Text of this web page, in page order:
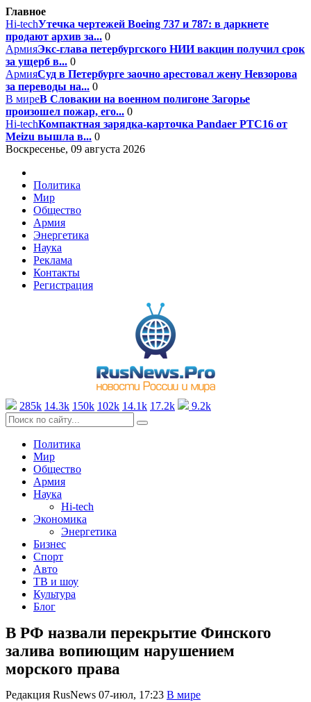
Главное
Hi-techУтечка чертежей Boeing 737 и 787: в даркнете
продают архив за... 0
АрмияЭкс-глава петербургского НИИ вакцин получил срок
за ущерб в... 0
АрмияСуд в Петербурге заочно арестовал жену Невзорова
за переводы на... 0
В миреВ Словакии на военном полигоне Загорье
произошел пожар, его... 0
Hi-techКомпактная зарядка-карточка Pandaer PTC16 от
Meizu вышла в... 0
Воскресенье, 09 августа 2026
Политика
Мир
Общество
Армия
Энергетика
Наука
Реклама
Контакты
Регистрация
285k 14.3k 150k 102k 14.1k 17.2k 9.2k
Политика
Мир
Общество
Армия
Наука
Hi-tech
Экономика
Энергетика
Бизнес
Спорт
Авто
ТВ и шоу
Культура
Блог
В РФ назвали перекрытие Финского
залива вопиющим нарушением
морского права
Редакция RusNews 07-июл, 17:23 В мире